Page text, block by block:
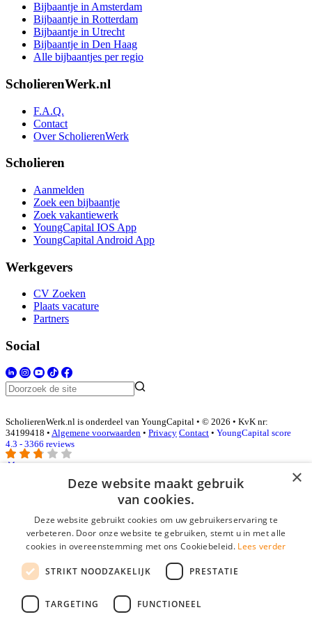
Bijbaantje in Amsterdam
Bijbaantje in Rotterdam
Bijbaantje in Utrecht
Bijbaantje in Den Haag
Alle bijbaantjes per regio
ScholierenWerk.nl
F.A.Q.
Contact
Over ScholierenWerk
Scholieren
Aanmelden
Zoek een bijbaantje
Zoek vakantiewerk
YoungCapital IOS App
YoungCapital Android App
Werkgevers
CV Zoeken
Plaats vacature
Partners
Social
ScholierenWerk.nl is onderdeel van YoungCapital • © 2026 • KvK nr:
34199418 • Algemene voorwaarden • Privacy Contact • YoungCapital score
4.3 - 3366 reviews
E-mail*
Wachtwoord
login gegevens onthouden
login
×
Deze website maakt gebruik
van cookies.
Deze website gebruikt cookies om uw gebruikerservaring te
verbeteren. Door onze website te gebruiken, stemt u in met alle
cookies in overeenstemming met ons Cookiebeleid. Lees verder
STRIKT NOODZAKELIJK PRESTATIE
TARGETING FUNCTIONEEL